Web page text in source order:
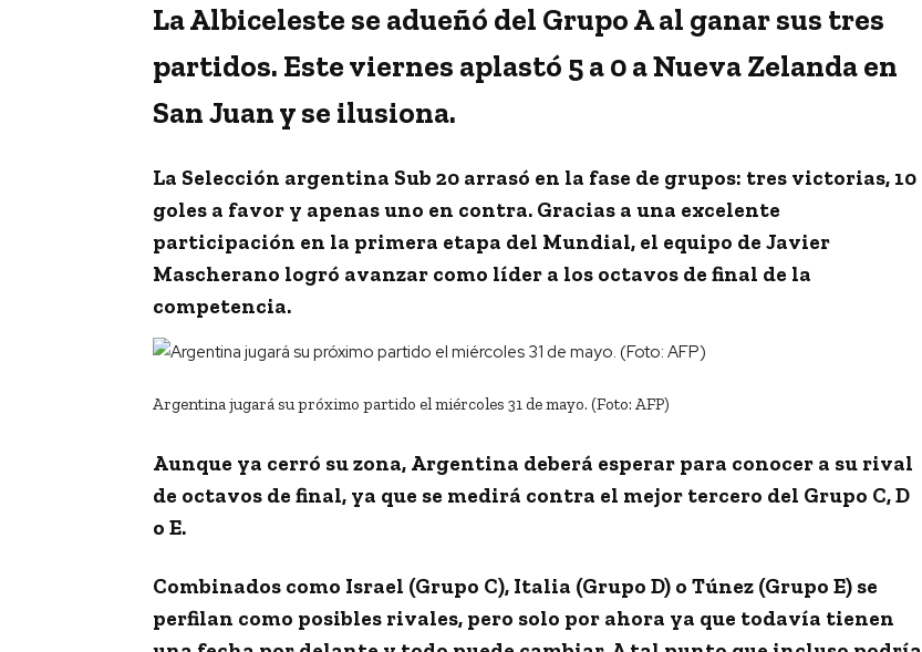
La Albiceleste se adueñó del Grupo A al ganar sus tres
partidos. Este viernes aplastó 5 a 0 a Nueva Zelanda en
San Juan y se ilusiona.
La Selección argentina Sub 20 arrasó en la fase de grupos: tres victorias, 10
goles a favor y apenas uno en contra. Gracias a una excelente
participación en la primera etapa del Mundial, el equipo de Javier
Mascherano logró avanzar como líder a los octavos de final de la
competencia.
Argentina jugará su próximo partido el miércoles 31 de mayo. (Foto: AFP)
Aunque ya cerró su zona, Argentina deberá esperar para conocer a su rival
de octavos de final, ya que se medirá contra el mejor tercero del Grupo C, D
o E.
Combinados como Israel (Grupo C), Italia (Grupo D) o Túnez (Grupo E) se
perfilan como posibles rivales, pero solo por ahora ya que todavía tienen